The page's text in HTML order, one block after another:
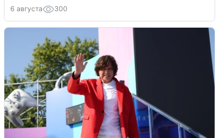
6 августа 300